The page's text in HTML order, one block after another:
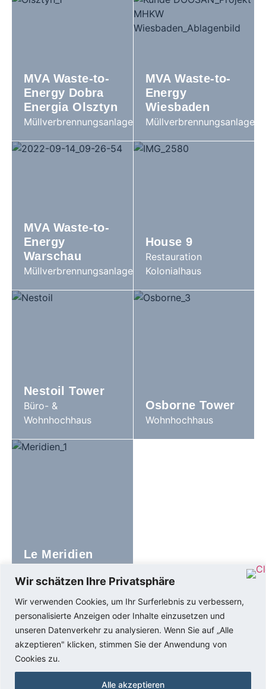
Wir schätzen Ihre Privatsphäre
Wir verwenden Cookies, um Ihr Surferlebnis zu verbessern,
personalisierte Anzeigen oder Inhalte einzusetzen und
unseren Datenverkehr zu analysieren. Wenn Sie auf „Alle
akzeptieren" klicken, stimmen Sie der Anwendung von
Cookies zu.
Alle akzeptieren
MVA Waste-to-
Energy Dobra
Energia Olsztyn
Müllverbrennungsanlage
MVA Waste-to-
Energy
Wiesbaden
Müllverbrennungsanlage
MVA Waste-to-
Energy
Warschau
Müllverbrennungsanlage
House 9
Restauration
Kolonialhaus
Nestoil Tower
Büro- &
Wohnhochhaus
Osborne Tower
Wohnhochhaus
Le Meridien
Ringstrasse 13, 4123 Allschwil
+41 77 510 49 68
info@toolbox-baumanagement.ch
IMPRESSUM 2025